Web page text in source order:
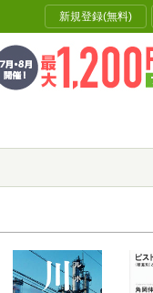
新規登録(無料)